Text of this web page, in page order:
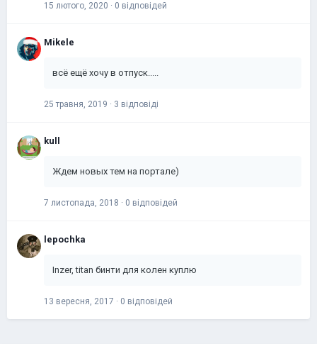
15 лютого, 2020 · 0 відповідей
Mikele
всё ещё хочу в отпуск.....
25 травня, 2019 · 3 відповіді
kull
Ждем новых тем на портале)
7 листопада, 2018 · 0 відповідей
lepochka
Inzer, titan бинти для колен куплю
13 вересня, 2017 · 0 відповідей